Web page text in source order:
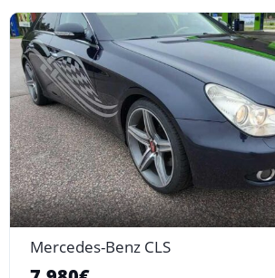
Mercedes-Benz CLS